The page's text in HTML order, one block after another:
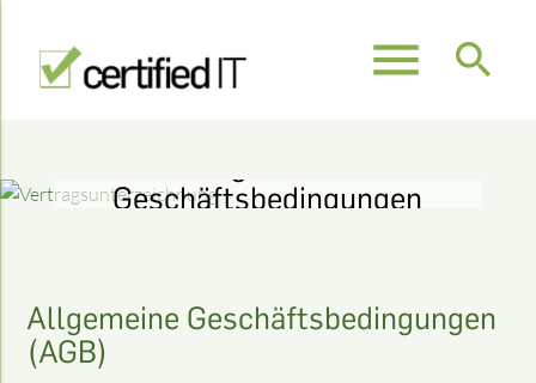
Geschäftsbedingungen
menu search
Suchbegriffe
Allgemeine Geschäftsbedingungen
(AGB)